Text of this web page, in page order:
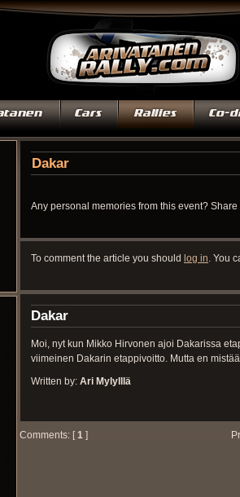
Dakar
Any personal memories from this event? Share
To comment the article you should log in. You
Dakar
Moi, nyt kun Mikko Hirvonen ajoi Dakarissa
viimeinen Dakarin etappivoitto. Mutta en
Written by: Ari Mylylllä
Comments: [1 ]